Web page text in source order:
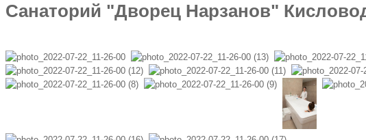
Санаторий "Дворец Нарзанов"